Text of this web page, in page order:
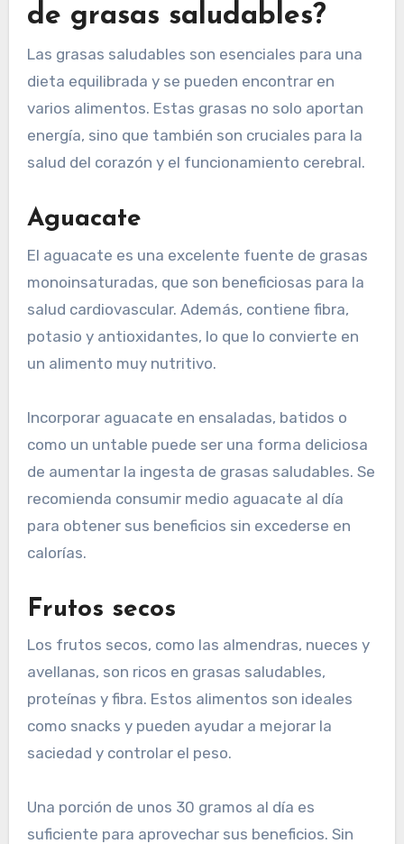
de grasas saludables?
Las grasas saludables son esenciales para una
dieta equilibrada y se pueden encontrar en
varios alimentos. Estas grasas no solo aportan
energía, sino que también son cruciales para la
salud del corazón y el funcionamiento cerebral.
Aguacate
El aguacate es una excelente fuente de grasas
monoinsaturadas, que son beneficiosas para la
salud cardiovascular. Además, contiene fibra,
potasio y antioxidantes, lo que lo convierte en
un alimento muy nutritivo.
Incorporar aguacate en ensaladas, batidos o
como un untable puede ser una forma deliciosa
de aumentar la ingesta de grasas saludables. Se
recomienda consumir medio aguacate al día
para obtener sus beneficios sin excederse en
calorías.
Frutos secos
Los frutos secos, como las almendras, nueces y
avellanas, son ricos en grasas saludables,
proteínas y fibra. Estos alimentos son ideales
como snacks y pueden ayudar a mejorar la
saciedad y controlar el peso.
Una porción de unos 30 gramos al día es
suficiente para aprovechar sus beneficios. Sin